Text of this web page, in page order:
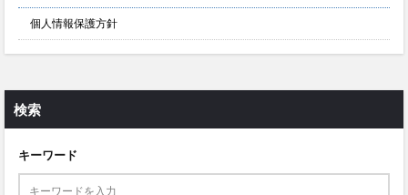
個人情報保護方針
検索
キーワード